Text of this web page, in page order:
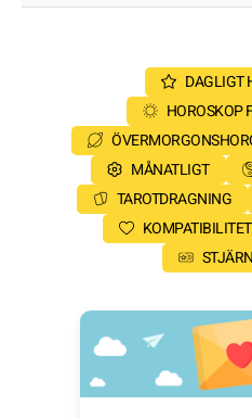
DAGLIGT
HOROSKOP
MÅNATLIGT
TAROTDRAGNING